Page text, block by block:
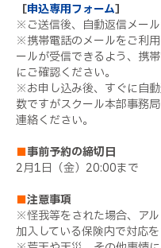
［申込専用フォーム］
※ご送信後、自動返信メール
※携帯電話のメールをご利
ールが受信できるよう、携
にご確認ください。
※お申し込み後、すぐに自
数ですがスクール本部事務
連絡ください。
■事前予約の締切日
2月1日（金）20:00まで
■注意事項
※怪我等をされた場合、ア
加入している保険内で対応を